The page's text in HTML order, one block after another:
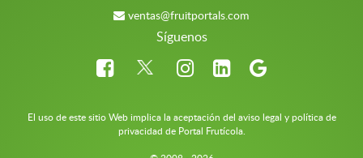
ventas@fruitportals.com
Síguenos
El uso de este sitio Web implica la aceptación del aviso legal y política de
privacidad de Portal Frutícola.